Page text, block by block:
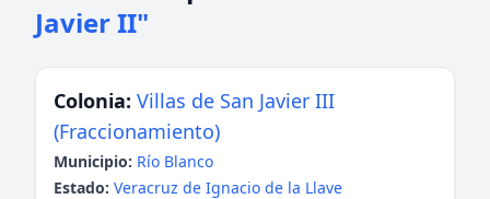
Javier II"
Colonia: Villas de San Javier III
(Fraccionamiento)
Municipio: Río Blanco
Estado: Veracruz de Ignacio de la Llave